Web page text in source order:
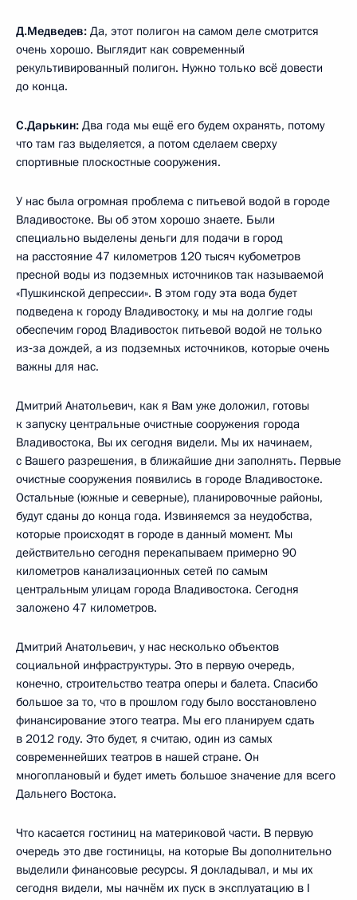
Д.Медведев: Да, этот полигон на самом деле смотрится
очень хорошо. Выглядит как современный
рекультивированный полигон. Нужно только всё довести
до конца.
С.Дарькин: Два года мы ещё его будем охранять, потому
что там газ выделяется, а потом сделаем сверху
спортивные плоскостные сооружения.
У нас была огромная проблема с питьевой водой в городе
Владивостоке. Вы об этом хорошо знаете. Были
специально выделены деньги для подачи в город
на расстояние 47 километров 120 тысяч кубометров
пресной воды из подземных источников так называемой
«Пушкинской депрессии». В этом году эта вода будет
подведена к городу Владивостоку, и мы на долгие годы
обеспечим город Владивосток питьевой водой не только
из‑за дождей, а из подземных источников, которые очень
важны для нас.
Дмитрий Анатольевич, как я Вам уже доложил, готовы
к запуску центральные очистные сооружения города
Владивостока, Вы их сегодня видели. Мы их начинаем,
с Вашего разрешения, в ближайшие дни заполнять. Первые
очистные сооружения появились в городе Владивостоке.
Остальные (южные и северные), планировочные районы,
будут сданы до конца года. Извиняемся за неудобства,
которые происходят в городе в данный момент. Мы
действительно сегодня перекапываем примерно 90
километров канализационных сетей по самым
центральным улицам города Владивостока. Сегодня
заложено 47 километров.
Дмитрий Анатольевич, у нас несколько объектов
социальной инфраструктуры. Это в первую очередь,
конечно, строительство театра оперы и балета. Спасибо
большое за то, что в прошлом году было восстановлено
финансирование этого театра. Мы его планируем сдать
в 2012 году. Это будет, я считаю, один из самых
современнейших театров в нашей стране. Он
многоплановый и будет иметь большое значение для всего
Дальнего Востока.
Что касается гостиниц на материковой части. В первую
очередь это две гостиницы, на которые Вы дополнительно
выделили финансовые ресурсы. Я докладывал, и мы их
сегодня видели, мы начнём их пуск в эксплуатацию в I